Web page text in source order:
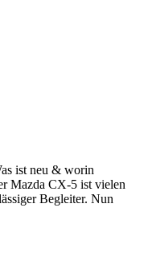
ist neu & worin
Mazda CX-5 ist vielen
Begleiter. Nun